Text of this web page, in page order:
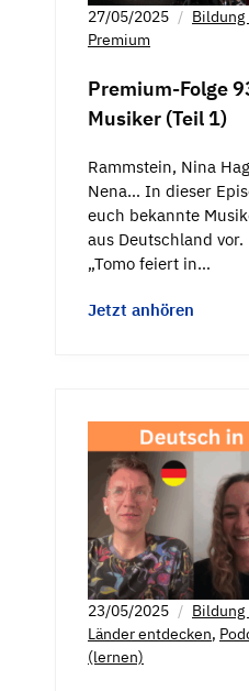
27/05/2025 Bildung
Premium
Premium-Folge
Musiker (Teil 1)
Rammstein, Nina
Nena… In dieser
euch bekannte
aus Deutschland
„Tomo feiert in…
Jetzt anhören
23/05/2025 Bildung
Länder entdecken,
(lernen)